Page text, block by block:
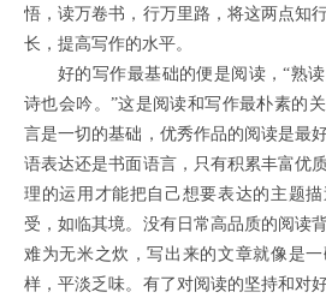
悟，读万卷书，行万里路，将这两点知
长，提高写作的水平。
好的写作最基础的便是阅读，“熟
诗也会吟。”这是阅读和写作最朴素的
言是一切的基础，优秀作品的阅读是最
语表达还是书面语言，只有积累丰富优
理的运用才能把自己想要表达的主题
受，如临其境。没有日常高品质的阅读
难为无米之炊，写出来的文章就像是
样，平淡乏味。有了对阅读的坚持和对